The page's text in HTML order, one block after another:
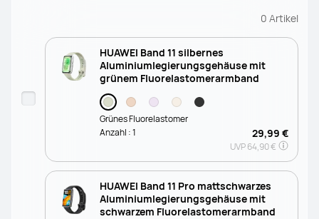
0 Artikel
HUAWEI Band 11 silbernes
Aluminiumlegierungsgehäuse mit
grünem Fluorelastomerarmband
Grünes Fluorelastomer
29,99 €
UVP64,90 €
Anzahl :1
HUAWEI Band 11 Pro mattschwarzes
Aluminiumlegierungsgehäuse mit
schwarzem Fluorelastomerarmband